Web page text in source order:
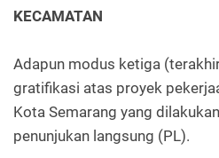
KECAMATAN
Adapun modus ketiga
gratifikasi atas proyek
Kota Semarang yang
penunjukan langsung (PL).